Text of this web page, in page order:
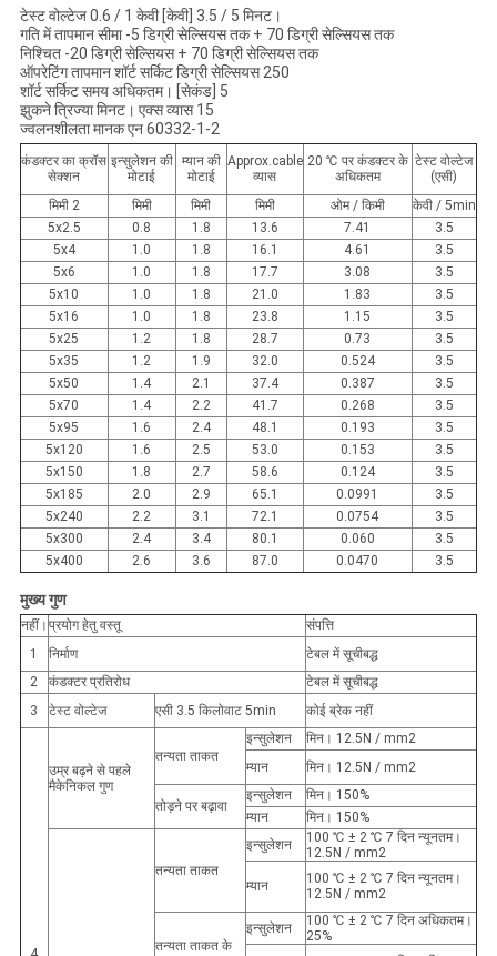
टेस्ट वोल्टेज 0.6 / 1 केवी [केवी] 3.5 / 5 मिनट।
गति में तापमान सीमा -5 डिग्री सेल्सियस तक + 70 डिग्री सेल्सियस तक
निश्चित -20 डिग्री सेल्सियस + 70 डिग्री सेल्सियस तक
ऑपरेटिंग तापमान शॉर्ट सर्किट डिग्री सेल्सियस 250
शॉर्ट सर्किट समय अधिकतम। [सेकंड] 5
झुकने त्रिज्या मिनट। एक्स व्यास 15
ज्वलनशीलता मानक एन 60332-1-2
कंडक्टर का क्रॉस
सेक्शन
इन्सुलेशन की
मोटाई
म्यान की
मोटाई
Approx.cable
व्यास
20 ℃ पर कंडक्टर के
अधिकतम
टेस्ट वोल्टेज
(एसी)
मिमी 2
मिमी मिमी मिमी ओम / किमी
केवी / 5min
5x2.5
0.8 1.8 13.6 7.41
3.5
5x4
1.0 1.8 16.1 4.61
3.5
5x6
1.0 1.8 17.7 3.08
3.5
5x10
1.0 1.8 21.0 1.83
3.5
5x16
1.0 1.8 23.8 1.15
3.5
5x25
1.2 1.8 28.7 0.73
3.5
5x35
1.2 1.9 32.0 0.524
3.5
5x50
1.4 2.1 37.4 0.387
3.5
5x70
1.4 2.2 41.7 0.268
3.5
5x95
1.6 2.4 48.1 0.193
3.5
5x120
1.6 2.5 53.0 0.153
3.5
5x150
1.8 2.7 58.6 0.124
3.5
5x185
2.0 2.9 65.1 0.0991
3.5
5x240
2.2 3.1 72.1 0.0754
3.5
5x300
2.4 3.4 80.1 0.060
3.5
5x400
2.6 3.6 87.0 0.0470 3.5
मुख्य गुण
नहीं। प्रयोग हेतु वस्तू
संपत्ति
1
निर्माण
टेबल में सूचीबद्ध
2
कंडक्टर प्रतिरोध
टेबल में सूचीबद्ध
3
टेस्ट वोल्टेज एसी 3.5 किलोवाट 5min कोई ब्रेक नहीं
उम्र बढ़ने से पहले
मैकेनिकल गुण
तन्यता ताकत
इन्सुलेशन
मिन। 12.5N / mm2
म्यान
मिन। 12.5N / mm2
तोड़ने पर बढ़ावा
इन्सुलेशन
मिन। 150%
म्यान
मिन। 150%
तन्यता ताकत
इन्सुलेशन
100 ℃ ± 2 ℃ 7 दिन न्यूनतम।
12.5N / mm2
म्यान
100 ℃ ± 2 ℃ 7 दिन न्यूनतम।
12.5N / mm2
तन्यता ताकत के
इन्सुलेशन
100 ℃ ± 2 ℃ 7 दिन अधिकतम।
25%